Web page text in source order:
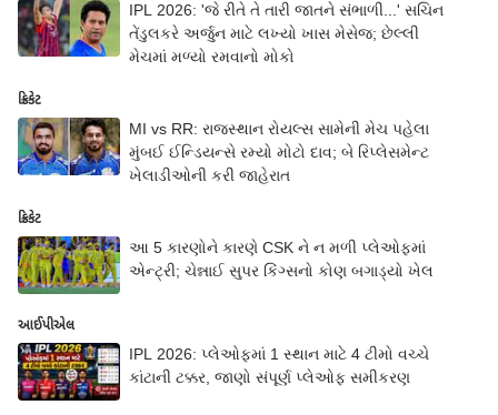
IPL 2026: 'જે રીતે તે તારી જાતને સંભાળી...' સચિન
તેંડુલકરે અર્જુન માટે લખ્યો ખાસ મેસેજ; છેલ્લી
મેચમાં મળ્યો રમવાનો મોકો
ક્રિકેટ
MI vs RR: રાજસ્થાન રોયલ્સ સામેની મેચ પહેલા
મુંબઈ ઈન્ડિયન્સે રમ્યો મોટો દાવ; બે રિપ્લેસમેન્ટ
ખેલાડીઓની કરી જાહેરાત
ક્રિકેટ
આ 5 કારણોને કારણે CSK ને ન મળી પ્લેઓફમાં
એન્ટ્રી; ચેન્નાઈ સુપર કિંગ્સનો કોણ બગાડ્યો ખેલ
આઈપીએલ
IPL 2026: પ્લેઓફમાં 1 સ્થાન માટે 4 ટીમો વચ્ચે
કાંટાની ટક્કર, જાણો સંપૂર્ણ પ્લેઓફ સમીકરણ